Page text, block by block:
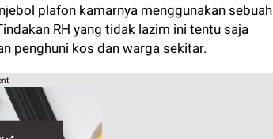
plafon kamarnya menggunakan sebuah
RH yang tidak lazim ini tentu saja
penghuni kos dan warga sekitar.